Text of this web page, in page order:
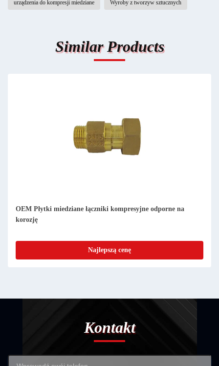
urządzenia do kompresji miedziane Wyroby z tworzyw sztucznych
Similar Products
OEM Płytki miedziane łączniki kompresyjne odporne na
korozję
Najlepszą cenę
Kontakt